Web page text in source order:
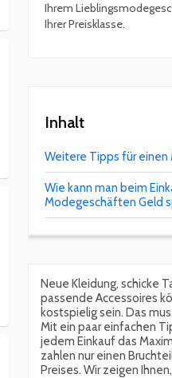
Ihrem
Ihrer Preisklasse.
Inhalt
Weitere Tipps für einen
Wie kann man beim
Modegeschäften Geld
Neue Kleidung, schicke
passende Accessoires
kostspielig sein. Das
Mit ein paar einfachen
jedem Einkauf das
zahlen nur einen
Preises. Wir zeigen